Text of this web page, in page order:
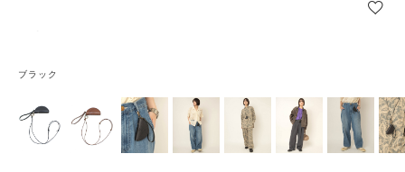
ブラック